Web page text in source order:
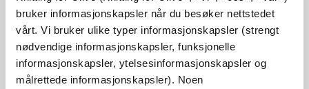
bruker informasjonskapsler når du besøker nettstedet
vårt. Vi bruker ulike typer informasjonskapsler (strengt
nødvendige informasjonskapsler, funksjonelle
informasjonskapsler, ytelsesinformasjonskapsler og
målrettede informasjonskapsler). Noen
SPRÅK VELG SPRÅK
Kjøp av garn?